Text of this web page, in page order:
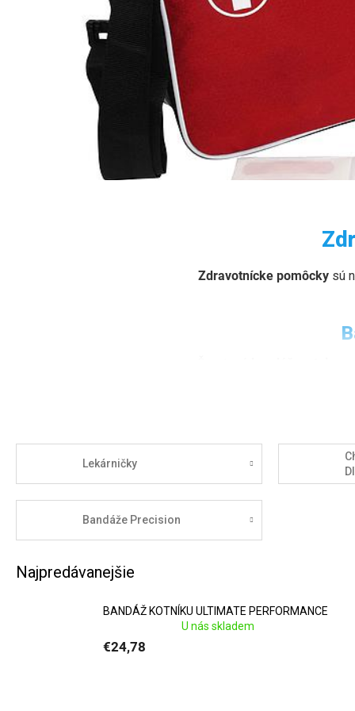
Zdravotnícke pomôckysú
v
gély, obklady a
umožňujú
Zdravotnícke
Lekárničky
Bandáže Precision
Najpredávanejšie
BANDÁŽ KOTNÍKU ULTIMATE PERFORMANCE
U nás skladem
€24,78